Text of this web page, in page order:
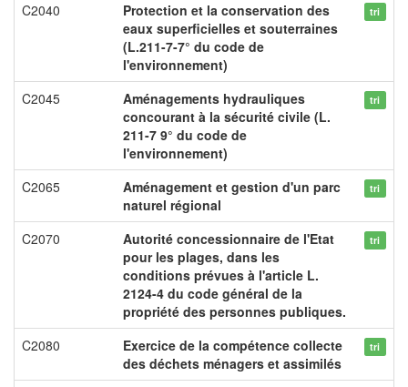
C2040
Protection et la conservation des
eaux superficielles et souterraines
(L.211-7-7° du code de
l'environnement)
tri
C2045
Aménagements hydrauliques
concourant à la sécurité civile (L.
211-7 9° du code de
l'environnement)
tri
C2065
Aménagement et gestion d'un parc
naturel régional
tri
C2070
Autorité concessionnaire de l'Etat
pour les plages, dans les
conditions prévues à l'article L.
2124-4 du code général de la
propriété des personnes publiques.
tri
C2080
Exercice de la compétence collecte
des déchets ménagers et assimilés
tri